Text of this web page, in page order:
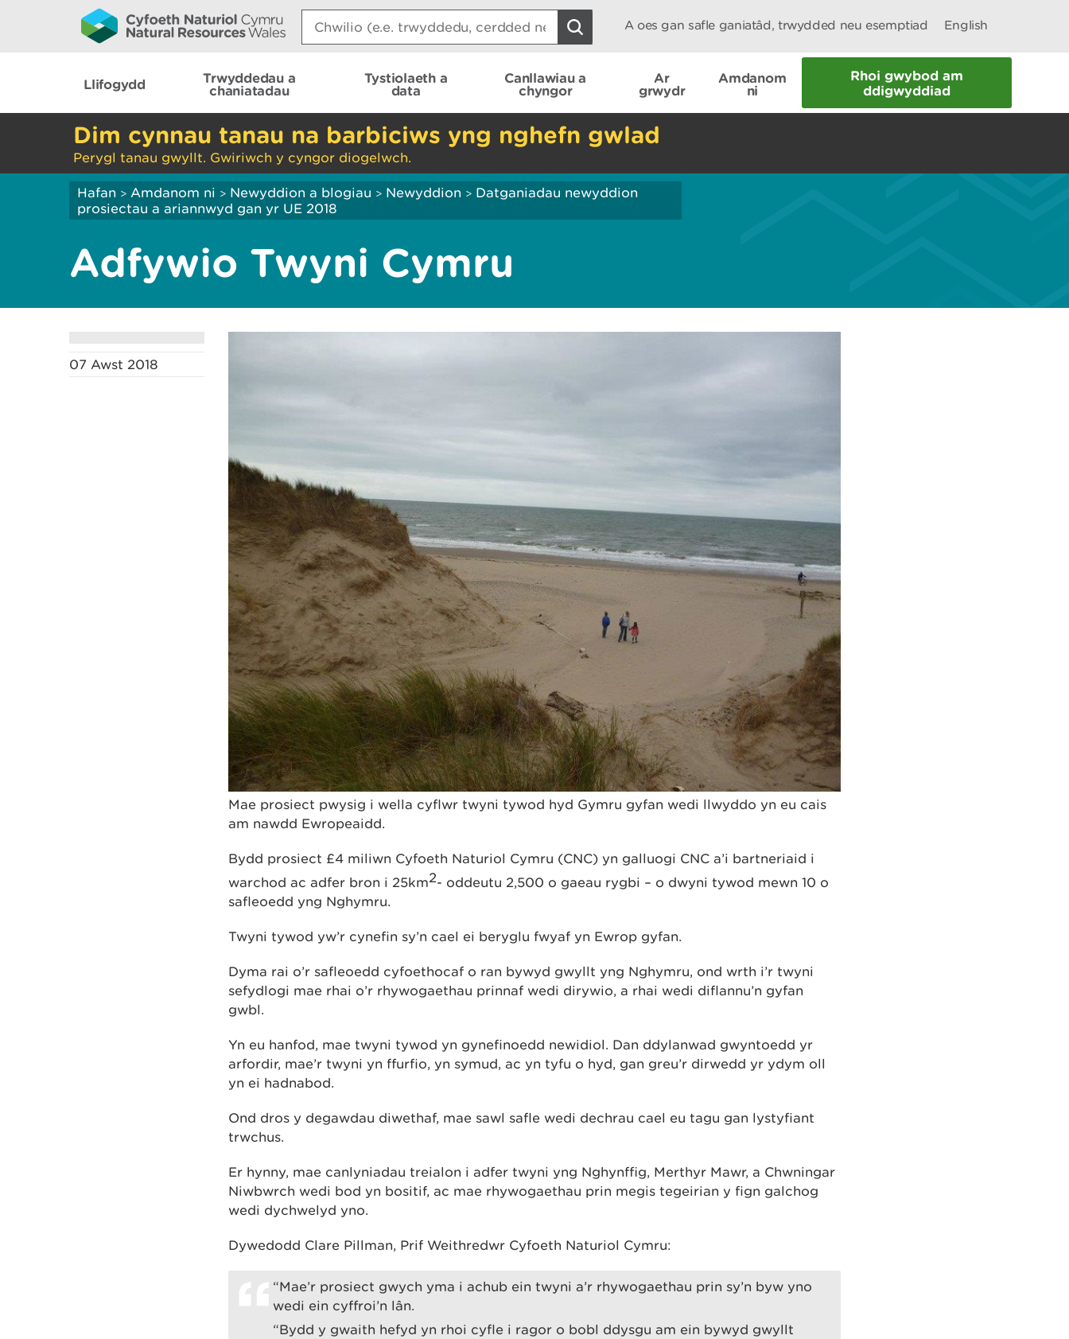
Search:
A oes gan safle ganiatâd, trwydded neu esemptiad English
Llifogydd
Trwyddedau a
chaniatadau
Tystiolaeth a
data
Canllawiau a
chyngor
Ar
grwydr
Amdanom
ni
Rhoi gwybod am
ddigwyddiad
Dim cynnau tanau na barbiciws yng nghefn gwlad
Perygl tanau gwyllt. Gwiriwch y cyngor diogelwch.
Hafan > Amdanom ni > Newyddion a blogiau > Newyddion > Datganiadau newyddion
prosiectau a ariannwyd gan yr UE 2018
Adfywio Twyni Cymru
07 Awst 2018
Mae prosiect pwysig i wella cyflwr twyni tywod hyd Gymru gyfan wedi llwyddo yn eu cais
am nawdd Ewropeaidd.
Bydd prosiect £4 miliwn Cyfoeth Naturiol Cymru (CNC) yn galluogi CNC a’i bartneriaid i
warchod ac adfer bron i 25km2- oddeutu 2,500 o gaeau rygbi – o dwyni tywod mewn 10 o
safleoedd yng Nghymru.
Twyni tywod yw’r cynefin sy’n cael ei beryglu fwyaf yn Ewrop gyfan.
Dyma rai o’r safleoedd cyfoethocaf o ran bywyd gwyllt yng Nghymru, ond wrth i’r twyni
sefydlogi mae rhai o’r rhywogaethau prinnaf wedi dirywio, a rhai wedi diflannu’n gyfan
gwbl.
Yn eu hanfod, mae twyni tywod yn gynefinoedd newidiol. Dan ddylanwad gwyntoedd yr
arfordir, mae’r twyni yn ffurfio, yn symud, ac yn tyfu o hyd, gan greu’r dirwedd yr ydym oll
yn ei hadnabod.
Ond dros y degawdau diwethaf, mae sawl safle wedi dechrau cael eu tagu gan lystyfiant
trwchus.
Er hynny, mae canlyniadau treialon i adfer twyni yng Nghynffig, Merthyr Mawr, a Chwningar
Niwbwrch wedi bod yn bositif, ac mae rhywogaethau prin megis tegeirian y fign galchog
wedi dychwelyd yno.
Dywedodd Clare Pillman, Prif Weithredwr Cyfoeth Naturiol Cymru:
“Mae’r prosiect gwych yma i achub ein twyni a’r rhywogaethau prin sy’n byw yno
wedi ein cyffroi’n lân.
“Bydd y gwaith hefyd yn rhoi cyfle i ragor o bobl ddysgu am ein bywyd gwyllt